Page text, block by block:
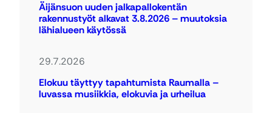
Äijänsuon uuden jalkapallokentän
rakennustyöt alkavat 3.8.2026 – muutoksia
lähialueen käytössä
29.7.2026
Elokuu täyttyy tapahtumista Raumalla –
luvassa musiikkia, elokuvia ja urheilua